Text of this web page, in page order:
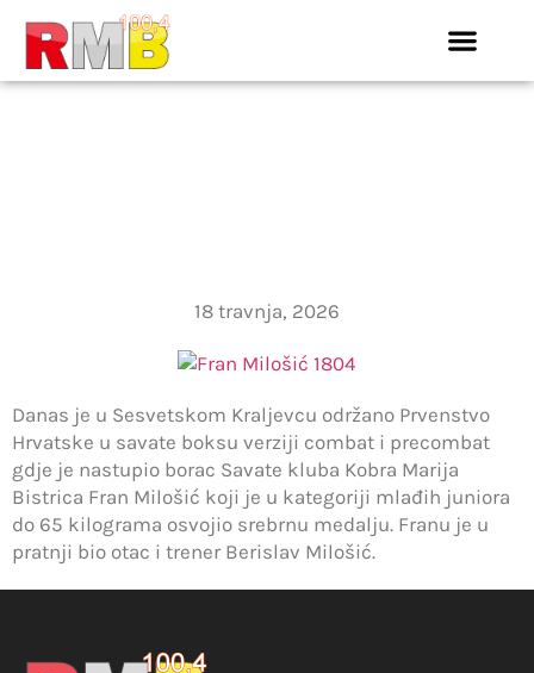
18 travnja, 2026
Danas je u Sesvetskom Kraljevcu održano Prvenstvo
Hrvatske u savate boksu verziji combat i precombat
gdje je nastupio borac Savate kluba Kobra Marija
Bistrica Fran Milošić koji je u kategoriji mlađih juniora
do 65 kilograma osvojio srebrnu medalju. Franu je u
pratnji bio otac i trener Berislav Milošić.